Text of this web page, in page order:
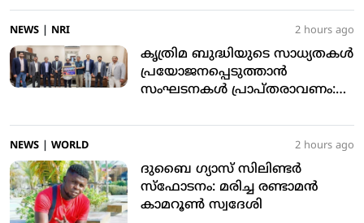
NEWS NRI 2 hours ago
കൃത്രിമ ബുദ്ധിയുടെ സാധ്യതകള്‍
പ്രയോജനപ്പെടുത്താന്‍
സംഘടനകള്‍ പ്രാപ്തരാവണം:
NEWS WORLD 2 hours ago
ദുബൈ ഗ്യാസ് സിലിണ്ടര്‍
സ്‌ഫോടനം: മരിച്ച രണ്ടാമന്‍
കാമറൂണ്‍ സ്വദേശി